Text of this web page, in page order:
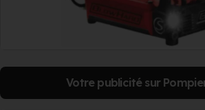
Votre publicité sur